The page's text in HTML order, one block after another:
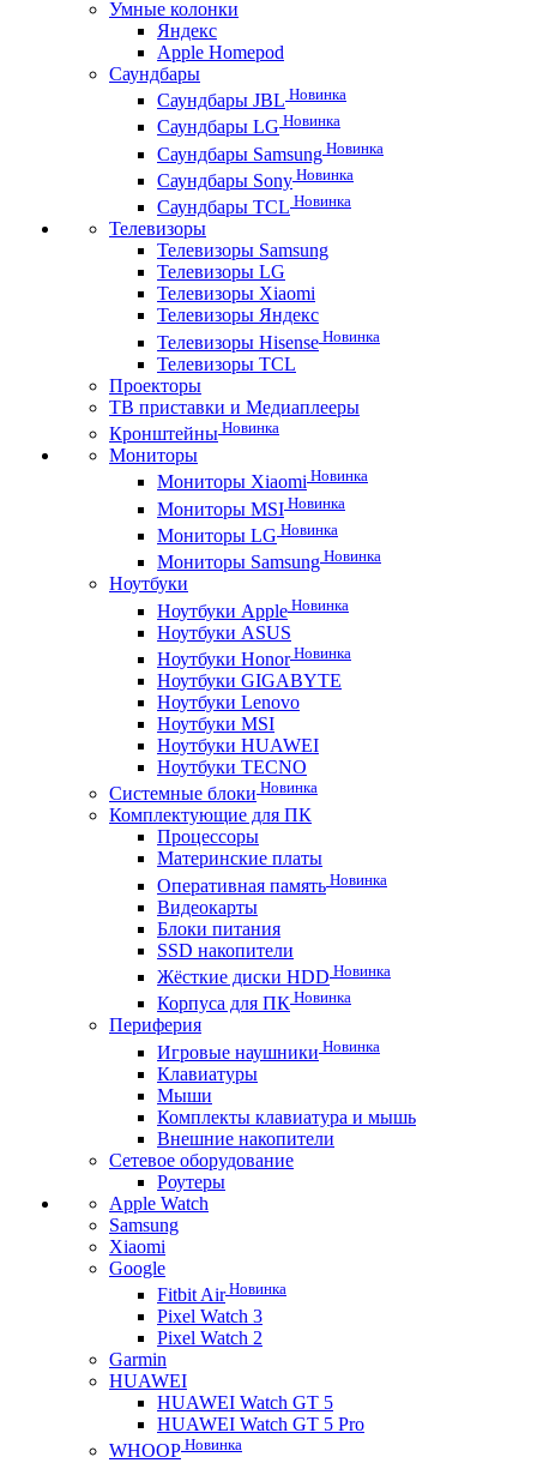
Умные колонки
Яндекс
Apple Homepod
Саундбары
Саундбары JBL Новинка
Саундбары LG Новинка
Саундбары Samsung Новинка
Саундбары Sony Новинка
Саундбары TCL Новинка
Телевизоры
Телевизоры Samsung
Телевизоры LG
Телевизоры Xiaomi
Телевизоры Яндекс
Телевизоры Hisense Новинка
Телевизоры TCL
Проекторы
ТВ приставки и Медиаплееры
Кронштейны Новинка
Мониторы
Мониторы Xiaomi Новинка
Мониторы MSI Новинка
Мониторы LG Новинка
Мониторы Samsung Новинка
Ноутбуки
Ноутбуки Apple Новинка
Ноутбуки ASUS
Ноутбуки HonorНовинка
Ноутбуки GIGABYTE
Ноутбуки Lenovo
Ноутбуки MSI
Ноутбуки HUAWEI
Ноутбуки TECNO
Системные блоки Новинка
Комплектующие для ПК
Процессоры
Материнские платы
Оперативная память Новинка
Видеокарты
Блоки питания
SSD накопители
Жёсткие диски HDD Новинка
Корпуса для ПК Новинка
Периферия
Игровые наушники Новинка
Клавиатуры
Мыши
Комплекты клавиатура и мышь
Внешние накопители
Сетевое оборудование
Роутеры
Apple Watch
Samsung
Xiaomi
Google
Fitbit AirНовинка
Pixel Watch 3
Pixel Watch 2
Garmin
HUAWEI
HUAWEI Watch GT 5
HUAWEI Watch GT 5 Pro
WHOOP Новинка